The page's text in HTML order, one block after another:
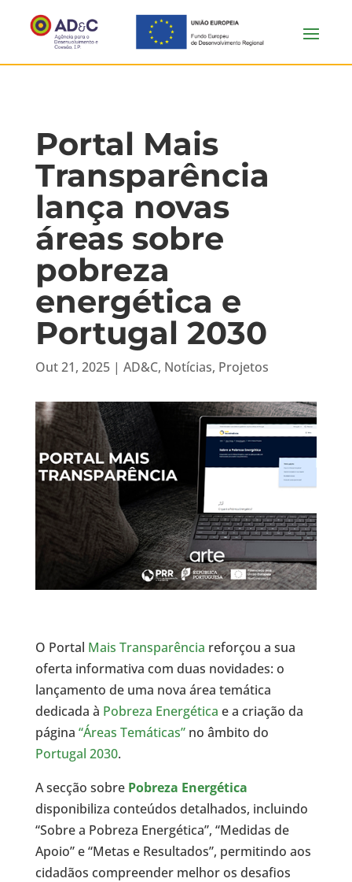
Portal Mais
Transparência
lança novas
áreas sobre
pobreza
energética e
Portugal 2030
Out 21, 2025| AD&C, Notícias, Projetos
O Portal Mais Transparência reforçou a sua
oferta informativa com duas novidades: o
lançamento de uma nova área temática
dedicada à Pobreza Energética e a criação da
página “Áreas Temáticas”no âmbito do
Portugal 2030.
A secção sobre Pobreza Energética
disponibiliza conteúdos detalhados, incluindo
“Sobre a Pobreza Energética”, “Medidas de
Apoio” e “Metas e Resultados”, permitindo aos
cidadãos compreender melhor os desafios